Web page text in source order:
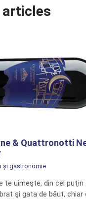
articles
& Quattronotti
și gastronomie
te uimeşte, din cel
şi gata de băut, chiar